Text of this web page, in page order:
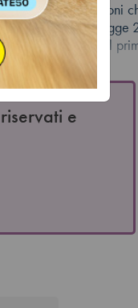
arti o professioni
54 a 89, della legge
hanno effettuato il
e